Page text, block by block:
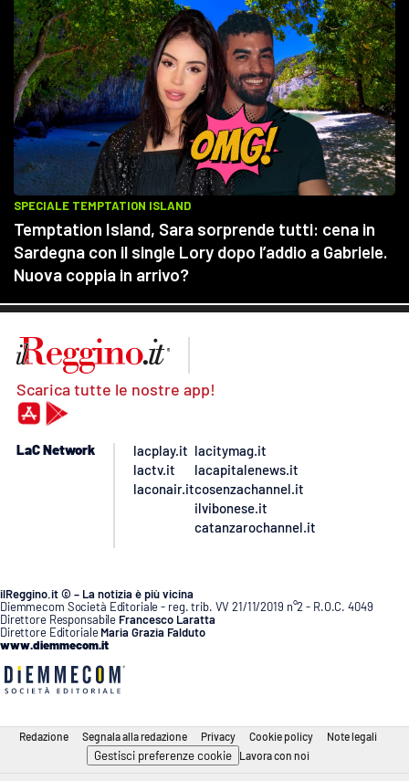
Scarica tutte le nostre app!
LaC Network
lacplay.it
lactv.it
laconair.it
lacitymag.it
lacapitalenews.it
cosenzachannel.it
ilvibonese.it
catanzarochannel.it
ilReggino.it © – La notizia è più vicina
Diemmecom Società Editoriale - reg. trib. VV 21/11/2019 n°2 - R.O.C. 4049
Direttore Responsabile Francesco Laratta
Direttore Editoriale Maria Grazia Falduto
www.diemmecom.it
Redazione Segnala alla redazione Privacy Cookie policy Note legali
Gestisci preferenze cookie Lavora con noi